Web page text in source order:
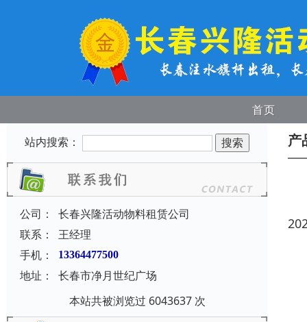
首页
站内搜索：
公司：
长春兴隆活动物料租赁公司
联系：
王经理
手机：
13364477500
地址：
长春市净月世纪广场
本站共被浏览过 6043637 次
产